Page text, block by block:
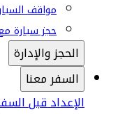
مواقف
حجز سيارة
الحجز والإدارة
السفر معنا
الإعداد قبل